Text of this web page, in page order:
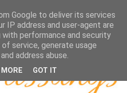
Google to deliver its services
IP address and user-agent are
with performance and security
service, generate usage
address abuse.
GOT IT